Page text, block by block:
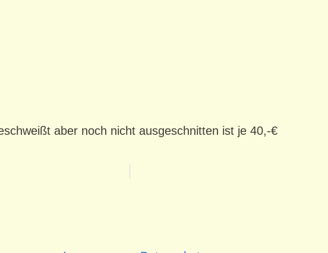
aber noch nicht ausgeschnitten ist je 40,-€